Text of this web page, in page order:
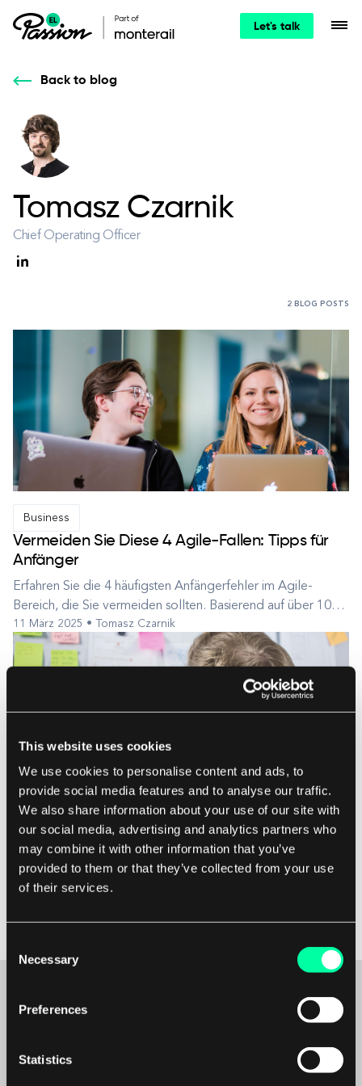
This website uses cookies
We use cookies to personalise content and ads, to
provide social media features and to analyse our traffic.
We also share information about your use of our site with
our social media, advertising and analytics partners who
may combine it with other information that you’ve
provided to them or that they’ve collected from your use
of their services.
Selection
Necessary
Preferences
Statistics
Let's talk
Back to blog
Tomasz Czarnik
Chief Operating Officer
2 BLOG POSTS
Business
Vermeiden Sie Diese 4 Agile-Fallen: Tipps für
Anfänger
Erfahren Sie die 4 häufigsten Anfängerfehler im Agile-
Bereich, die Sie vermeiden sollten. Basierend auf über 10
Jahren Erfahrung. Agile ist der effizienteste Weg,
Innovationen zu entwickeln Im Vergleich zu anderen
Ansätzen, einschließlich seiner direkten Gegenüberstellung,
11 März 2025 • Tomasz Czarnik
Wie man Agile jedem erklärt? Mit einer
Metapher
Agile Softwareentwicklung ist ein bisschen wie eine
ziemlich komplizierter Prozess, der sich völlig von jeder
anderen Erfahrung in unserem Alltag unterscheidet.
7 März 2025 • Tomasz Czarnik
friendship?